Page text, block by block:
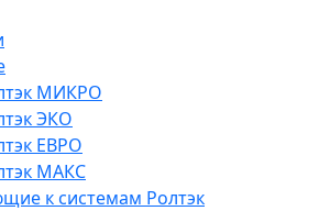
МИКРО
ЭКО
ЕВРО
МАКС
к системам Ролтэк